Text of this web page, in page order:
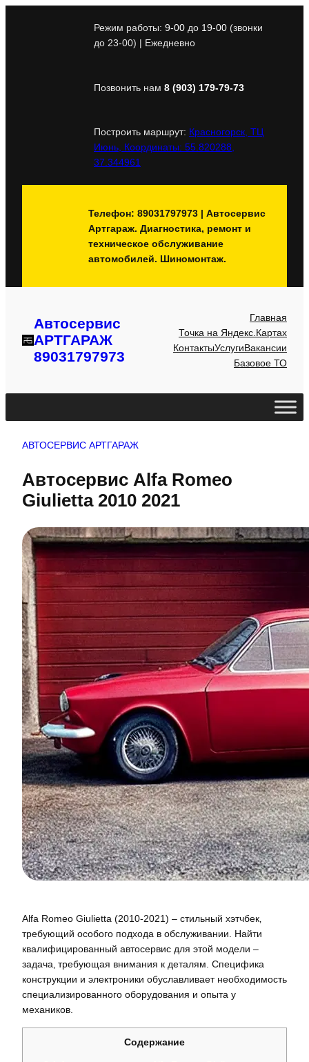
Режим работы: 9-00 до 19-00 (звонки
до 23-00) | Ежедневно
Позвонить нам 8 (903) 179-79-73
Построить маршрут: Красногорск, ТЦ
Июнь, Координаты: 55.820288,
37.344961
Телефон: 89031797973 | Автосервис
Артгараж. Диагностика, ремонт и
техническое обслуживание
автомобилей. Шиномонтаж.
Автосервис
АРТГАРАЖ
89031797973
Главная
Точка на Яндекс.Картах
КонтактыУслугиВакансии
Базовое ТО
АВТОСЕРВИС АРТГАРАЖ
Автосервис Alfa Romeo
Giulietta 2010 2021
Alfa Romeo Giulietta (2010-2021) – стильный хэтчбек‚
требующий особого подхода в обслуживании. Найти
квалифицированный автосервис для этой модели –
задача‚ требующая внимания к деталям. Специфика
конструкции и электроники обуславливает необходимость
специализированного оборудования и опыта у
механиков.
Содержание